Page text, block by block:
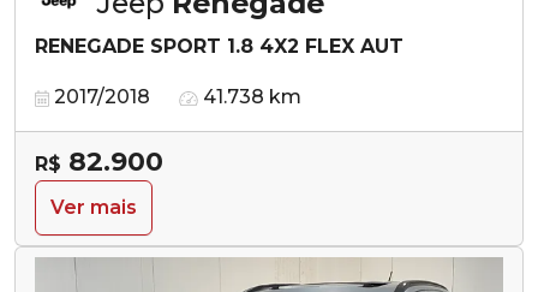
RENEGADE SPORT 1.8 4X2 FLEX AUT
2017/2018 41.738 km
R$ 82.900
Ver mais